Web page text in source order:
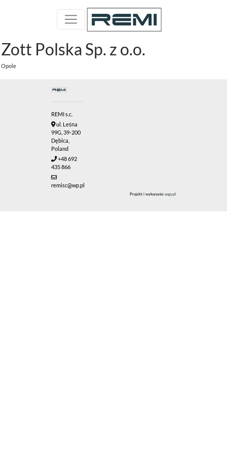
Zott Polska Sp. z o.o.
Opole
REMI s.c.
ul. Leśna
99G, 39-200
Dębica,
Poland
+48 692
435 866
remisc@wp.pl
Projekt i wykonanie sogy.pl